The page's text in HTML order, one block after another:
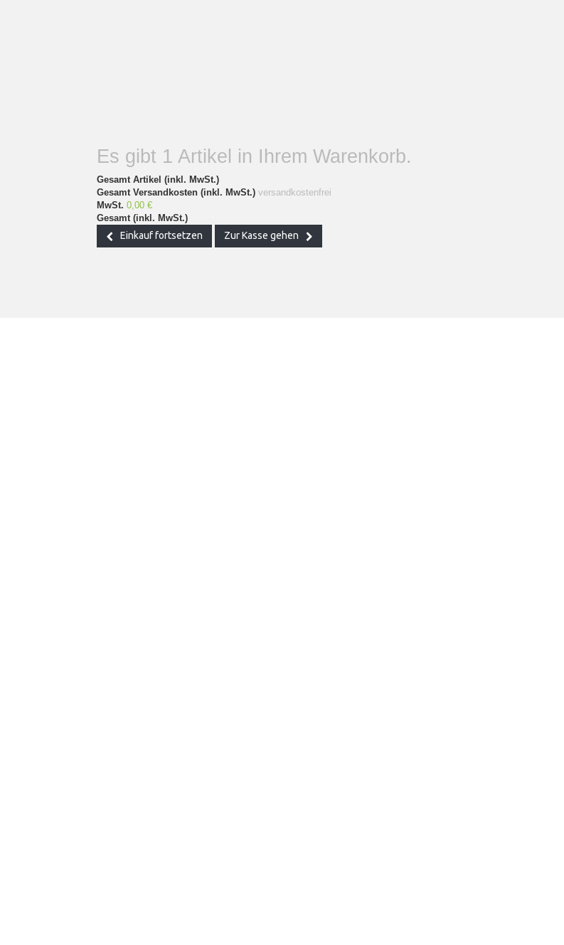
Es gibt 1 Artikel in Ihrem Warenkorb.
Gesamt Artikel (inkl. MwSt.)
Gesamt Versandkosten (inkl. MwSt.) versandkostenfrei
MwSt. 0,00 €
Gesamt (inkl. MwSt.)
Einkauf fortsetzen Zur Kasse gehen